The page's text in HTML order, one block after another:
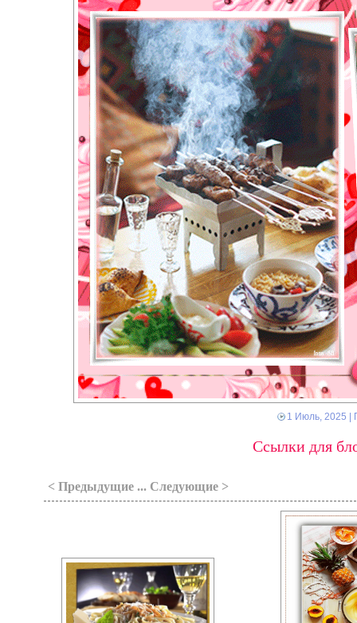
1 Июль, 2025 |
Ссылки для
< Предыдущие ... Следующие >